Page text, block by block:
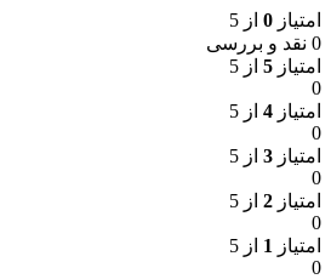
امتیاز 0 از 5
0 نقد و بررسی
امتیاز 5 از 5
0
امتیاز 4 از 5
0
امتیاز 3 از 5
0
امتیاز 2 از 5
0
امتیاز 1 از 5
0